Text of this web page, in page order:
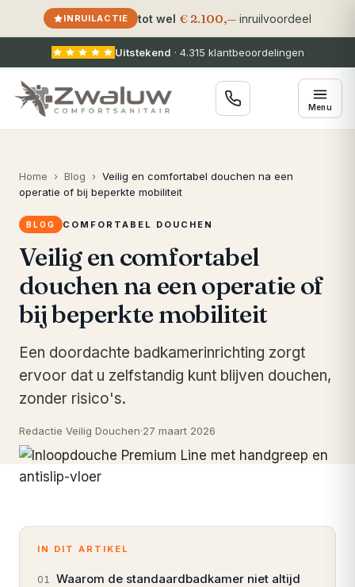
INRUILACTIE tot wel € 2.100,— inruilvoordeel
Uitstekend · 4.315 klantbeoordelingen
Menu
Home › Blog › Veilig en comfortabel douchen na een
operatie of bij beperkte mobiliteit
BLOG COMFORTABEL DOUCHEN
Veilig en comfortabel
douchen na een operatie of
bij beperkte mobiliteit
Een doordachte badkamerinrichting zorgt
ervoor dat u zelfstandig kunt blijven douchen,
zonder risico's.
Redactie Veilig Douchen·27 maart 2026
IN DIT ARTIKEL
01 Waarom de standaardbadkamer niet altijd